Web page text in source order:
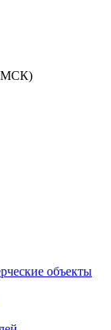
(МСК)
объекты